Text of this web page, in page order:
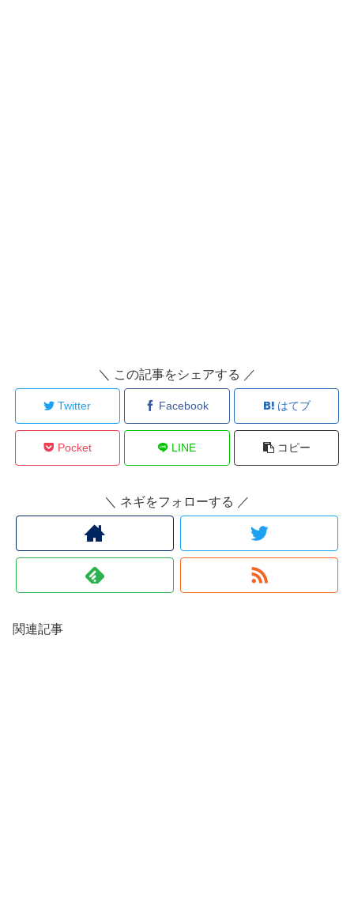
＼ この記事をシェアする ／
Twitter Facebook はてブ
Pocket LINE コピー
＼ ネギをフォローする ／
関連記事